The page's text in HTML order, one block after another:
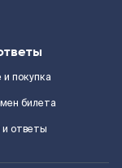
покупка
билета
и ответы